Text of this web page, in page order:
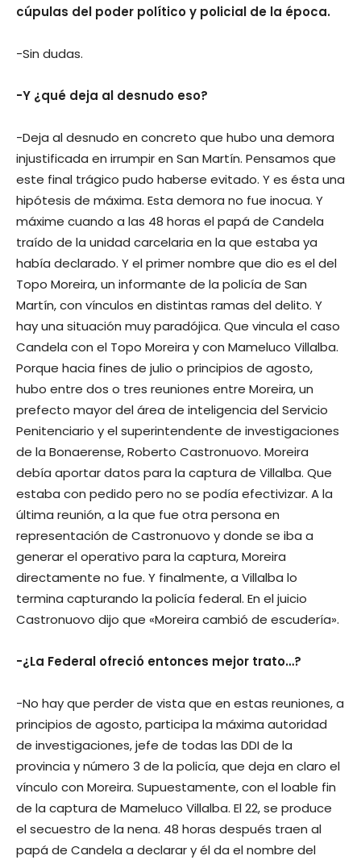
cúpulas del poder político y policial de la época.
-Sin dudas.
-Y ¿qué deja al desnudo eso?
-Deja al desnudo en concreto que hubo una demora
injustificada en irrumpir en San Martín. Pensamos que
este final trágico pudo haberse evitado. Y es ésta una
hipótesis de máxima. Esta demora no fue inocua. Y
máxime cuando a las 48 horas el papá de Candela
traído de la unidad carcelaria en la que estaba ya
había declarado. Y el primer nombre que dio es el del
Topo Moreira, un informante de la policía de San
Martín, con vínculos en distintas ramas del delito. Y
hay una situación muy paradójica. Que vincula el caso
Candela con el Topo Moreira y con Mameluco Villalba.
Porque hacia fines de julio o principios de agosto,
hubo entre dos o tres reuniones entre Moreira, un
prefecto mayor del área de inteligencia del Servicio
Penitenciario y el superintendente de investigaciones
de la Bonaerense, Roberto Castronuovo. Moreira
debía aportar datos para la captura de Villalba. Que
estaba con pedido pero no se podía efectivizar. A la
última reunión, a la que fue otra persona en
representación de Castronuovo y donde se iba a
generar el operativo para la captura, Moreira
directamente no fue. Y finalmente, a Villalba lo
termina capturando la policía federal. En el juicio
Castronuovo dijo que «Moreira cambió de escudería».
-¿La Federal ofreció entonces mejor trato…?
-No hay que perder de vista que en estas reuniones, a
principios de agosto, participa la máxima autoridad
de investigaciones, jefe de todas las DDI de la
provincia y número 3 de la policía, que deja en claro el
vínculo con Moreira. Supuestamente, con el loable fin
de la captura de Mameluco Villalba. El 22, se produce
el secuestro de la nena. 48 horas después traen al
papá de Candela a declarar y él da el nombre del